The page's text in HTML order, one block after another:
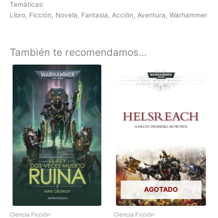
Temáticas:
Libro, Ficción, Novela, Fantasía, Acción, Aventura, Warhammer
También te recomendamos…
Ciencia Ficción
AGOTADO
Ciencia Ficción